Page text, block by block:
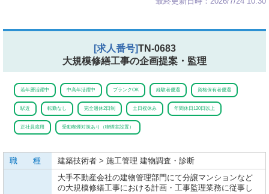
[求人番号]TN-0683
大規模修繕工事の企画提案・監理
若年層活躍中 中高年活躍中 ブランクOK 経験者優遇 資格保有者優遇
駅近 転勤なし 完全週休2日制 土日祝休み 年間休日120日以上
正社員雇用 受動喫煙対策あり（喫煙室設置）
職 種 建築技術者 > 施工管理 建物調査・診断
大手不動産会社の建物管理部門にて分譲マンションなど
の大規模修繕工事における計画・工事監理業務に従事し